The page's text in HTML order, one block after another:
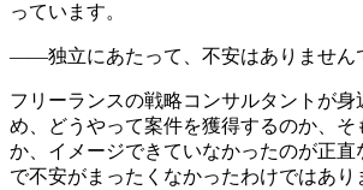
っています。
――独立にあたって、不安はありません
フリーランスの戦略コンサルタントが身
め、どうやって案件を獲得するのか、そ
か、イメージできていなかったのが正直
で不安がまったくなかったわけではあり